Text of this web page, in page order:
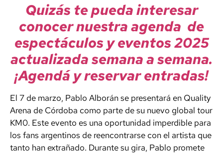
Quizás te pueda interesar
conocer nuestra agenda de
espectáculos y eventos 2025
actualizada semana a semana.
¡Agendá y reservar entradas!
El 7 de marzo, Pablo Alborán se presentará en Quality
Arena de Córdoba como parte de su nuevo global tour
KM0. Este evento es una oportunidad imperdible para
los fans argentinos de reencontrarse con el artista que
tanto han extrañado. Durante su gira, Pablo promete